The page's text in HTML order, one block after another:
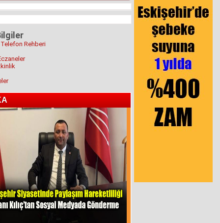
Rehberi